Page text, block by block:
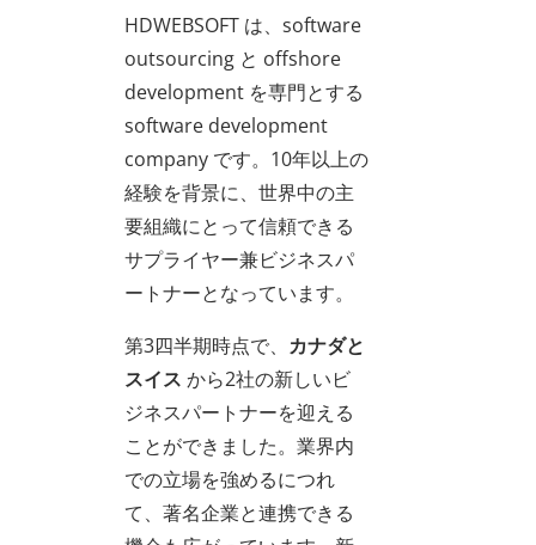
HDWEBSOFT は、software
outsourcing と offshore
development を専門とする
software development
company です。10年以上の
経験を背景に、世界中の主
要組織にとって信頼できる
サプライヤー兼ビジネスパ
ートナーとなっています。
第3四半期時点で、 カナダと
スイス から2社の新しいビ
ジネスパートナーを迎える
ことができました。業界内
での立場を強めるにつれ
て、著名企業と連携できる